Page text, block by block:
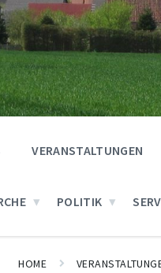
VERANSTALTUNGEN
POLITIK
HOME